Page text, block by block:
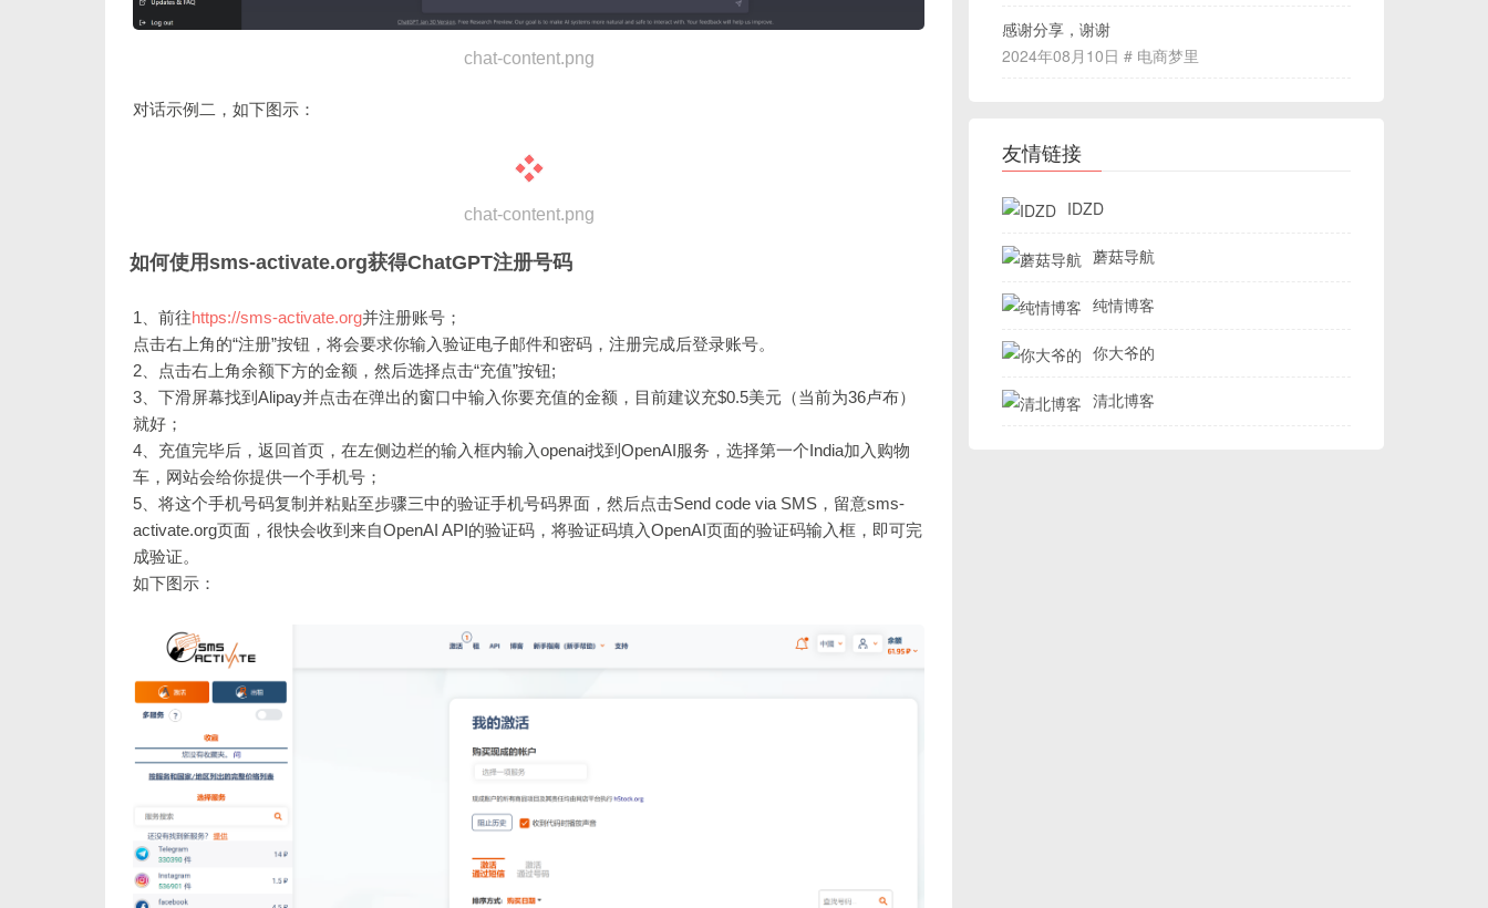
chat-content.png
对话示例二，如下图示：
chat-content.png
如何使用sms-activate.org获得ChatGPT注册号码
1、前往https://sms-activate.org并注册账号；
点击右上角的“注册”按钮，将会要求你输入验证电子邮件和密码，注册完成后登录账号。
2、点击右上角余额下方的金额，然后选择点击“充值”按钮;
3、下滑屏幕找到Alipay并点击在弹出的窗口中输入你要充值的金额，目前建议充$0.5美元（当前为36卢布）
就好；
4、充值完毕后，返回首页，在左侧边栏的输入框内输入openai找到OpenAI服务，选择第一个India加入购物
车，网站会给你提供一个手机号；
5、将这个手机号码复制并粘贴至步骤三中的验证手机号码界面，然后点击Send code via SMS，留意sms-
activate.org页面，很快会收到来自OpenAI API的验证码，将验证码填入OpenAI页面的验证码输入框，即可完
成验证。
如下图示：
感谢分享，谢谢
2024年08月10日 # 电商梦里
友情链接
IDZD
蘑菇导航
纯情博客
你大爷的
清北博客